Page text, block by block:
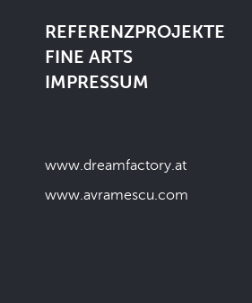
REFERENZPROJEKTE
FINE ARTS
IMPRESSUM
www.dreamfactory.at
www.avramescu.com